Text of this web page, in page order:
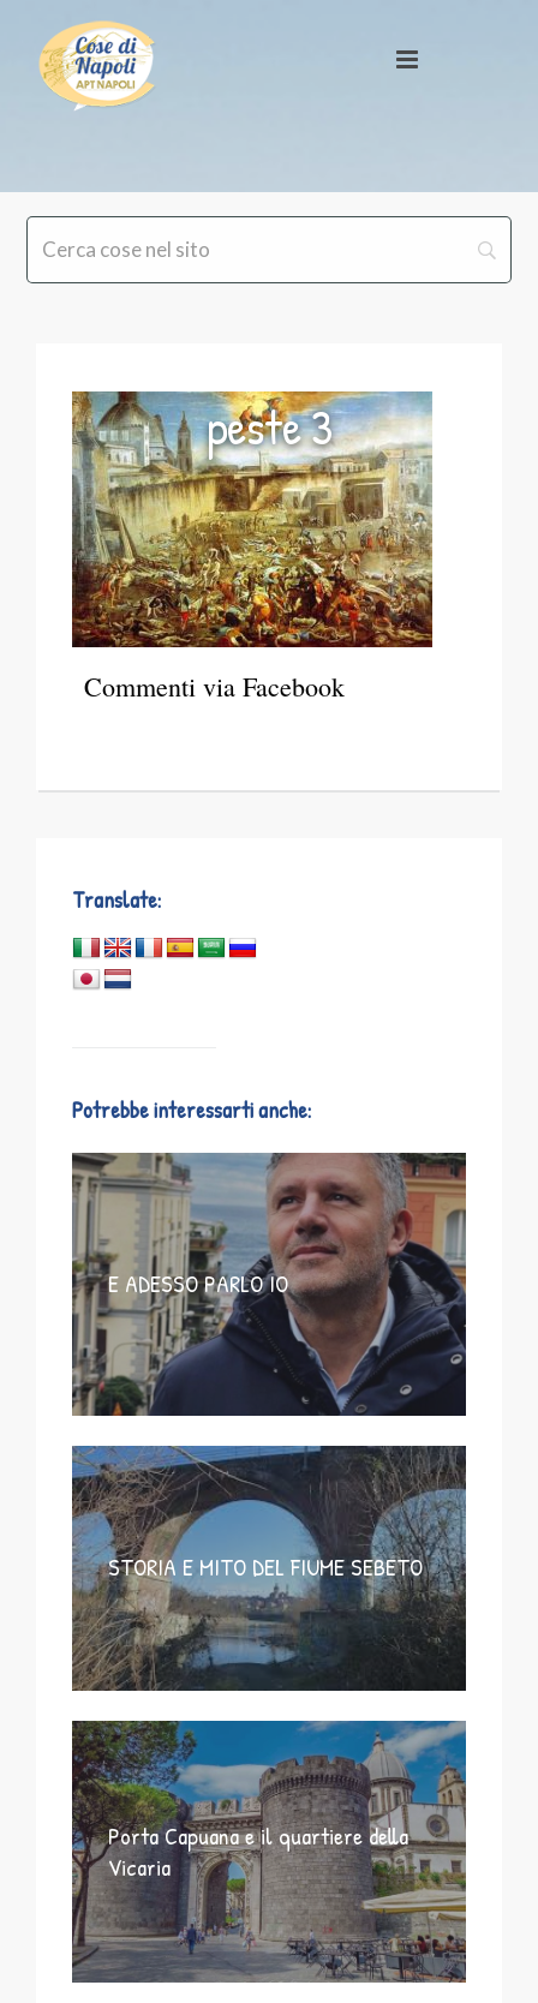
peste 3
Commenti via Facebook
Translate:
Potrebbe interessarti anche:
E ADESSO PARLO IO
STORIA E MITO DEL FIUME SEBETO
Porta Capuana e il quartiere della
Vicaria